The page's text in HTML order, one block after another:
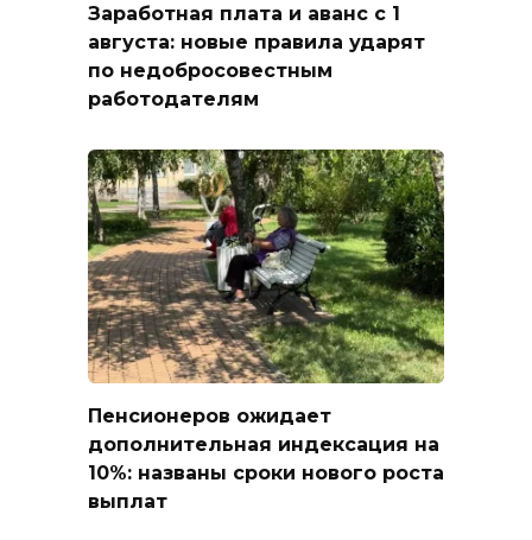
Заработная плата и аванс с 1
августа: новые правила ударят
по недобросовестным
работодателям
Пенсионеров ожидает
дополнительная индексация на
10%: названы сроки нового роста
выплат